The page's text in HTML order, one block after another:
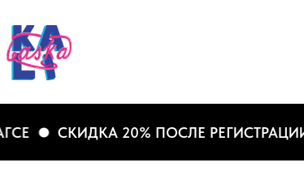
СКИДКА 20% ПОСЛЕ РЕГИСТРАЦИИ